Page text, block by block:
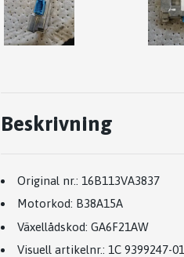
Beskrivning
Original nr.: 16B113VA3837
Motorkod: B38A15A
Växellådskod: GA6F21AW
Visuell artikelnr.: 1C 9399247-01